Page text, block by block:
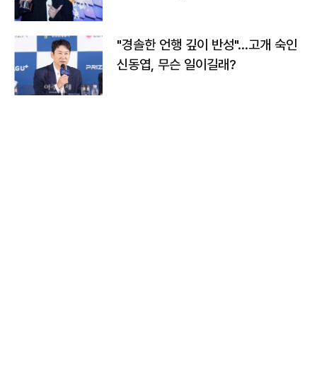
"경솔한 언행 깊이 반성"…고개 숙인
신동엽, 무슨 일이길래?